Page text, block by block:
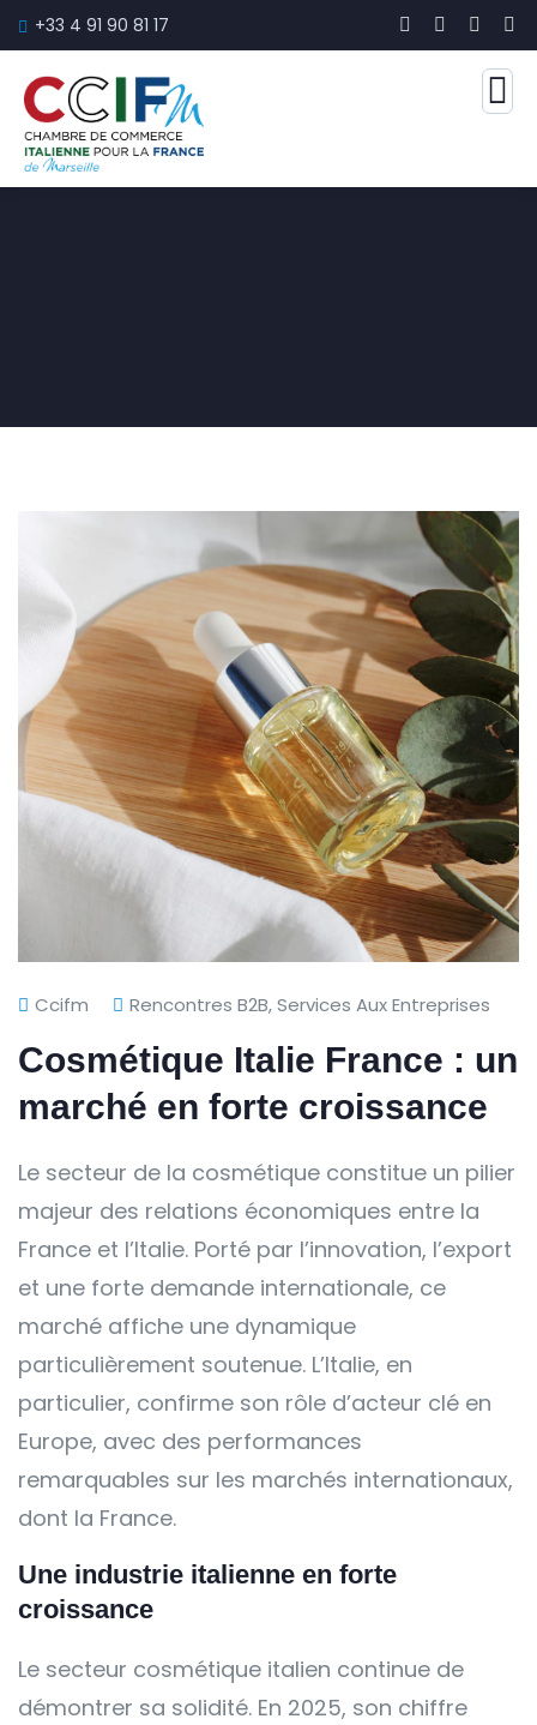
+33 4 91 90 81 17
Ccifm Rencontres B2B,Services Aux Entreprises
Cosmétique Italie France : un
marché en forte croissance
Le secteur de la cosmétique constitue un pilier
majeur des relations économiques entre la
France et l’Italie. Porté par l’innovation, l’export
et une forte demande internationale, ce
marché affiche une dynamique
particulièrement soutenue. L’Italie, en
particulier, confirme son rôle d’acteur clé en
Europe, avec des performances
remarquables sur les marchés internationaux,
dont la France.
Une industrie italienne en forte
croissance
Le secteur cosmétique italien continue de
démontrer sa solidité. En 2025, son chiffre